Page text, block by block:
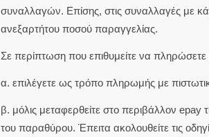
συναλλαγών. Επίσης, στις συναλλαγές με
ανεξαρτήτου ποσού παραγγελίας.
Σε περίπτωση που επιθυμείτε να
α. επιλέγετε ως τρόπο πληρωμής με
β. μόλις μεταφερθείτε στο περιβάλλον
του παραθύρου. Έπειτα ακολουθείτε τις